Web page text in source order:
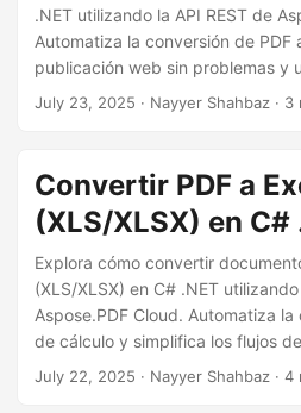
.NET utilizando la API REST de
Automatiza la conversión de PDF
publicación web sin problemas y
contenido.
July 23, 2025 · Nayyer Shahbaz · 3
Convertir PDF a
(XLS/XLSX) en C#
Explora cómo convertir
(XLS/XLSX) en C# .NET
Aspose.PDF Cloud. Automatiza
de cálculo y simplifica los flujos
datos con la API REST.
July 22, 2025 · Nayyer Shahbaz · 4